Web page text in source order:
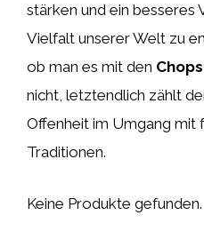
stärken und ein besseres
Vielfalt unserer Welt zu
ob man es mit den
nicht, letztendlich zählt
Offenheit im Umgang mit
Traditionen.
Keine Produkte gefunden.